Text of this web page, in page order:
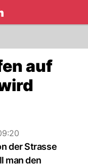
auf
der Strasse
man den